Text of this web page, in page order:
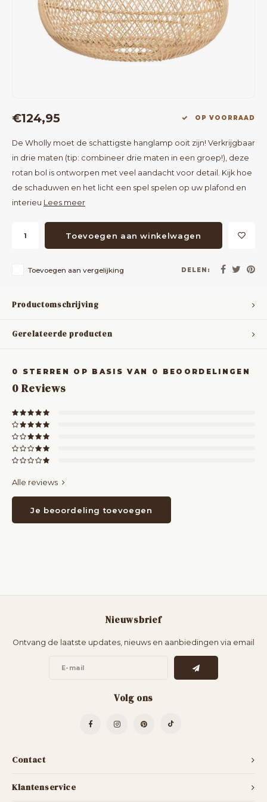
Bartafels
Kapstokken
Decoratie op Standaard
€124,95 OP VOORRAAD
De Wholly moet de schattigste hanglamp ooit zijn! Verkrijgbaar
in drie maten (tip: combineer drie maten in een groep!), deze
rotan bol is ontworpen met veel aandacht voor detail. Kijk hoe
de schaduwen en het licht een spel spelen op uw plafond en
interieu Lees meer
Toevoegen aan winkelwagen
Toevoegen aan vergelijking DELEN:
Productomschrijving
Gerelateerde producten
0 STERREN OP BASIS VAN 0 BEOORDELINGEN
0Reviews
Alle reviews
Je beoordeling toevoegen
Contact
Nieuwsbrief
Ontvang de laatste updates, nieuws en aanbiedingen via email
Volg ons
Klantenservice